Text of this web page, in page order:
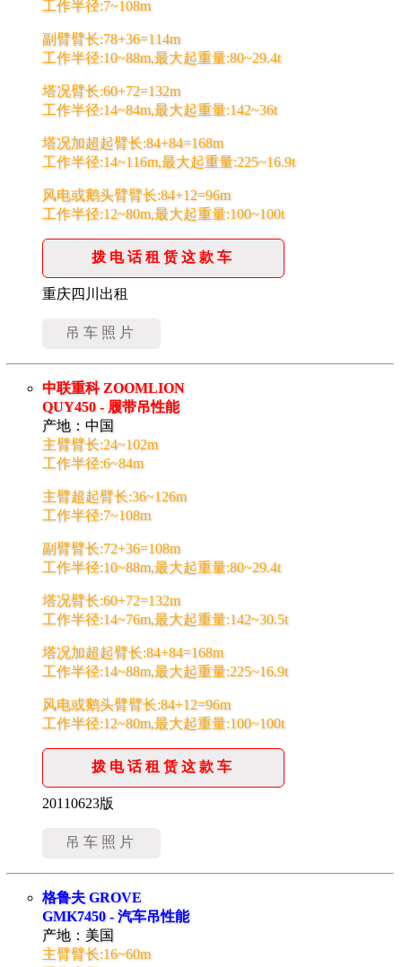
工作半径:7~108m
副臂臂长:78+36=114m
工作半径:10~88m,最大起重量:80~29.4t
塔况臂长:60+72=132m
工作半径:14~84m,最大起重量:142~36t
塔况加超起臂长:84+84=168m
工作半径:14~116m,最大起重量:225~16.9t
风电或鹅头臂臂长:84+12=96m
工作半径:12~80m,最大起重量:100~100t
拨电话租赁这款车
重庆四川出租
吊车照片
中联重科 ZOOMLION
QUY450 - 履带吊性能
产地：中国
主臂臂长:24~102m
工作半径:6~84m
主臂超起臂长:36~126m
工作半径:7~108m
副臂臂长:72+36=108m
工作半径:10~88m,最大起重量:80~29.4t
塔况臂长:60+72=132m
工作半径:14~76m,最大起重量:142~30.5t
塔况加超起臂长:84+84=168m
工作半径:14~88m,最大起重量:225~16.9t
风电或鹅头臂臂长:84+12=96m
工作半径:12~80m,最大起重量:100~100t
拨电话租赁这款车
20110623版
吊车照片
格鲁夫 GROVE
GMK7450 - 汽车吊性能
产地：美国
主臂臂长:16~60m